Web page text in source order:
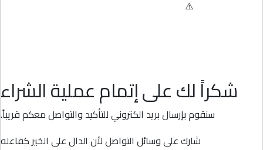
شكراً لك على إتمام عملية الشراء
سنقوم بإرسال بريد الكتروني للتأكيد والتواصل معكم قريباً.
شارك على وسائل التواصل لأن الدال على الخير كفاعله